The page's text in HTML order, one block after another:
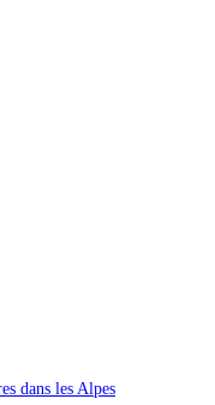
dans les Alpes